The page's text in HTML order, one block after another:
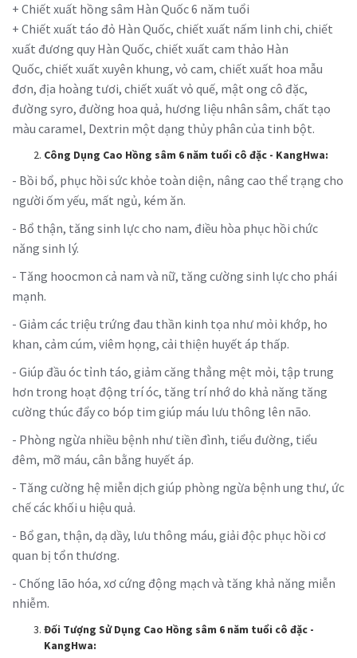
+ Chiết xuất hồng sâm Hàn Quốc 6 năm tuổi
+ Chiết xuất táo đỏ Hàn Quốc, chiết xuất nấm linh chi, chiết
xuất đương quy Hàn Quốc, chiết xuất cam thảo Hàn
Quốc, chiết xuất xuyên khung, vỏ cam, chiết xuất hoa mẫu
đơn, địa hoàng tươi, chiết xuất vỏ quế, mật ong cô đặc,
đường syro, đường hoa quả, hương liệu nhân sâm, chất tạo
màu caramel, Dextrin một dạng thủy phân của tinh bột.
Công Dụng Cao Hồng sâm 6 năm tuổi cô đặc - KangHwa:
- Bồi bổ, phục hồi sức khỏe toàn diện, nâng cao thể trạng cho
người ốm yếu, mất ngủ, kém ăn.
- Bổ thận, tăng sinh lực cho nam, điều hòa phục hồi chức
năng sinh lý.
- Tăng hoocmon cả nam và nữ, tăng cường sinh lực cho phái
mạnh.
- Giảm các triệu trứng đau thần kinh tọa như mỏi khớp, ho
khan, cảm cúm, viêm họng, cải thiện huyết áp thấp.
- Giúp đầu óc tỉnh táo, giảm căng thẳng mệt mỏi, tập trung
hơn trong hoạt động trí óc, tăng trí nhớ do khả năng tăng
cường thúc đẩy co bóp tim giúp máu lưu thông lên não.
- Phòng ngừa nhiều bệnh như tiền đình, tiểu đường, tiểu
đêm, mỡ máu, cân bằng huyết áp.
- Tăng cường hệ miễn dịch giúp phòng ngừa bệnh ung thư, ức
chế các khối u hiệu quả.
- Bổ gan, thận, dạ dầy, lưu thông máu, giải độc phục hồi cơ
quan bị tổn thương.
- Chống lão hóa, xơ cứng động mạch và tăng khả năng miễn
nhiễm.
Đối Tượng Sử Dụng Cao Hồng sâm 6 năm tuổi cô đặc -
KangHwa: